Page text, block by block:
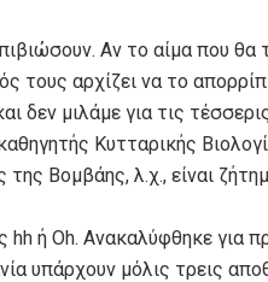
Αν το αίμα που θα
τους αρχίζει να το
δεν μιλάμε για τις
Κυτταρικής
Βομβάης, λ.χ., είναι
hh ή Oh. Ανακαλύφθηκε για
υπάρχουν μόλις τρεις